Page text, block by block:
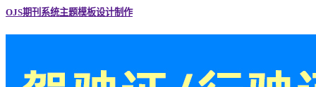
OJS期刊系统主题模板设计制作